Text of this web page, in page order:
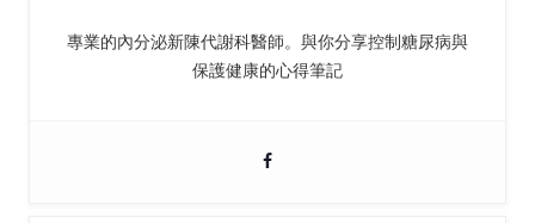
專業的內分泌新陳代謝科醫師。與你分享控制糖尿病與
保護健康的心得筆記